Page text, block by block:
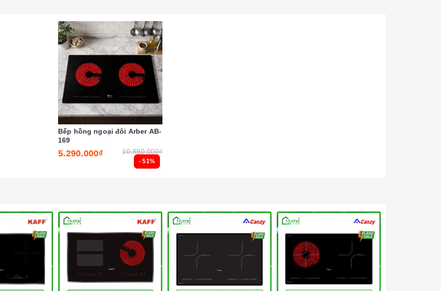
nghịch ngợm bấm lung tung làm thay đổi chương trình nấu
canh thời gian, an toàn trong quá trình nấu mà món ăn
và thành phần dinh dưỡng trong thức ăn.
cao hơn mức cho phép thì bếp từ sẽ tự động ngắt và
tinh, đồng, nhôm, trừ khi đáy nồi có đặc tính từ tính (hút
loại có rãnh hoặc nồi đáy lõm.
lượng thấp, vì sẽ tạo ra rất nhiều tiếng ồn trong khi nấu,
- 51%
Bếp hồng ngoại đôi Arber AB-
169
5.290.000₫ 10.890.000₫